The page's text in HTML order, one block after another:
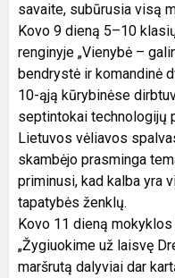
savaite, subūrusia visą
Kovo 9 dieną 5–10
renginyje „Vienybė –
bendrystė ir komandinė
10-ąją kūrybinėse
septintokai technologijų
Lietuvos vėliavos
skambėjo prasminga
priminusi, kad kalba yra
tapatybės ženklų.
Kovo 11 dieną
„Žygiuokime už laisvę
maršrutą dalyviai dar